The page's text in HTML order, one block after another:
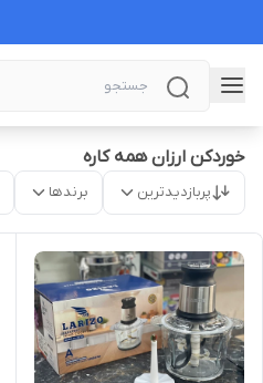
خوردکن ارزان همه کاره
پربازدیدترین برندها